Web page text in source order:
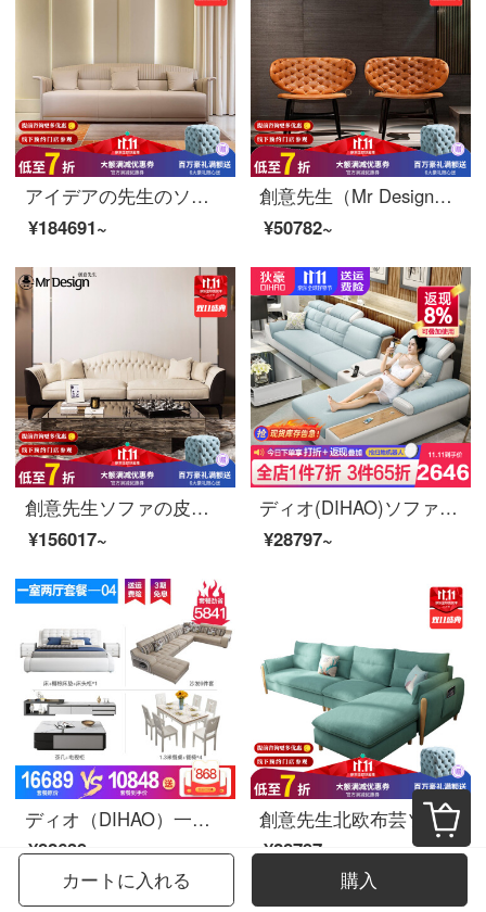
アイデアの先生のソファーのイタリア式の軽い贅沢なソファー北欧の本革のソファーの小さい家型の客間の完備した皮のソファーの近代的な皮の芸術のソファーの簡単な頭の階の牛のソファーの頭の階の中で厚い本革の3人の位
¥184691~
創意先生（Mr Design）北欧スタイル客間シンプルレジャーチェアシングルウッドヴィラ会所現代皮芸ソファー怠け者背もたれチェアツインチェア【カスタムカラー】
¥50782~
創意先生ソファの皮のソファーモデルイタリアの後、現代簡単に北欧アメリカ風の新古典田舎ソファを予約しました。
¥156017~
ディオ(DIHAO)ソファリビングセット現代簡単布芸ソファーリビングカバーセットソファ8043ソファダブル+貴妃+辺数【3.17メートル】
¥28797~
ディオ（DIHAO）一室二室のソファー茶卓セットの真皮ベッドの布芸ベッドセットセットセットの全屋家具セットセットセットセットの全室の二室セットの四色サイズの連絡先サービスの備考
¥82639~
創意先生北欧布芸ソファー現代簡単布ソファーのサイズと部屋型ソファ綿麻ソファーの左右の回転角度のソファーで、ソファAタイプのダブル+シングル+貴妃【ラテックス版】3.10メートルを分解洗濯できます。
¥28797~
カートに入れる
購入